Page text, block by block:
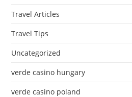
Travel Articles
Travel Tips
Uncategorized
verde casino hungary
verde casino poland